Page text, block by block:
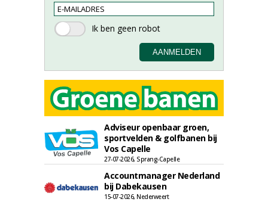
Adviseur openbaar groen,
sportvelden & golfbanen bij
Vos Capelle
27-07-2026, Sprang-Capelle
Accountmanager Nederland
bij Dabekausen
15-07-2026, Nederweert